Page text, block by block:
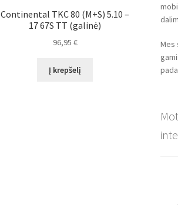
Continental TKC 80 (M+S) 5.10 –
17 67S TT (galinė)
96,95 €
Į krepšelį
Mes